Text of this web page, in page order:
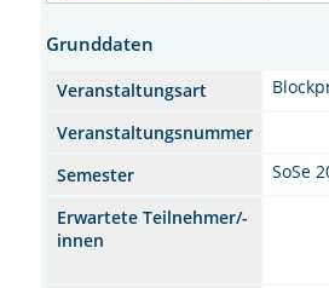
Grunddaten
Veranstaltungsart
Veranstaltungsnummer
Semester
SoSe
Erwartete Teilnehmer/-
innen